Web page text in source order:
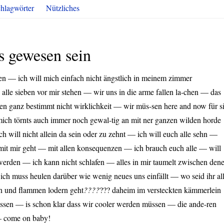
Nützliches
sein
— ich will mich einfach nicht ängstlich in meinem zimmer
sieben vor mir stehen — wir uns in die arme fallen la-chen — das
ganz bestimmt nicht wirklichkeit — wir müs-sen here and now für
törnts auch immer noch gewal-tig an mit ner ganzen wilden horde
will nicht allein da sein oder zu zehnt — ich will euch alle sehn —
mir geht — mit allen konsequenzen — ich brauch euch alle — will
— ich kann nicht schlafen — alles in mir taumelt zwischen
muss heulen darüber wie wenig neues uns einfällt — wo seid ihr
und flammen lodern geht??????? daheim im versteckten kämmerlein
— is schon klar dass wir cooler werden müssen — die ande-ren
on baby!